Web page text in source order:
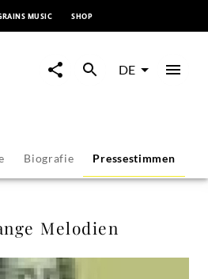
MUSIC SHOP
DE
Biografie Pressestimmen
Melodien